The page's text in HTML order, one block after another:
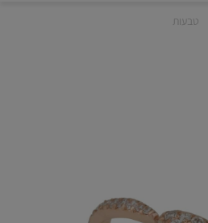
טבעות